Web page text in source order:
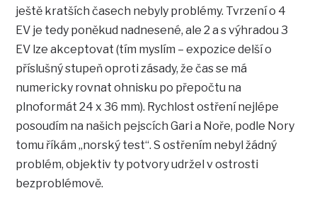
ještě kratších časech nebyly problémy. Tvrzení o 4
EV je tedy poněkud nadnesené, ale 2 a s výhradou 3
EV lze akceptovat (tím myslím – expozice delší o
příslušný stupeň oproti zásady, že čas se má
numericky rovnat ohnisku po přepočtu na
plnoformát 24 x 36 mm). Rychlost ostření nejlépe
posoudím na našich pejscích Gari a Noře, podle Nory
tomu říkám „norský test“. S ostřením nebyl žádný
problém, objektiv ty potvory udržel v ostrosti
bezproblémově.